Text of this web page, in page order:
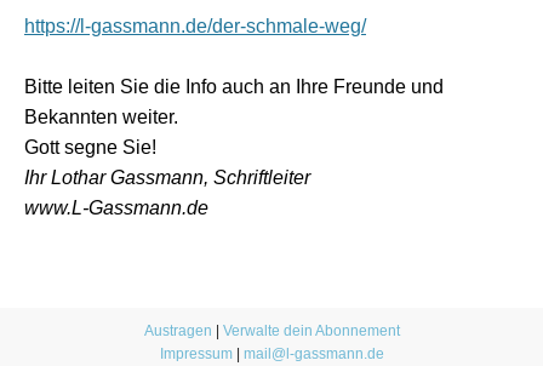
https://l-gassmann.de/der-schmale-weg/
Bitte leiten Sie die Info auch an Ihre Freunde und
Bekannten weiter.
Gott segne Sie!
Ihr Lothar Gassmann, Schriftleiter
www.L-Gassmann.de
Austragen
Verwalte dein Abonnement
Impressum| mail@l-gassmann.de